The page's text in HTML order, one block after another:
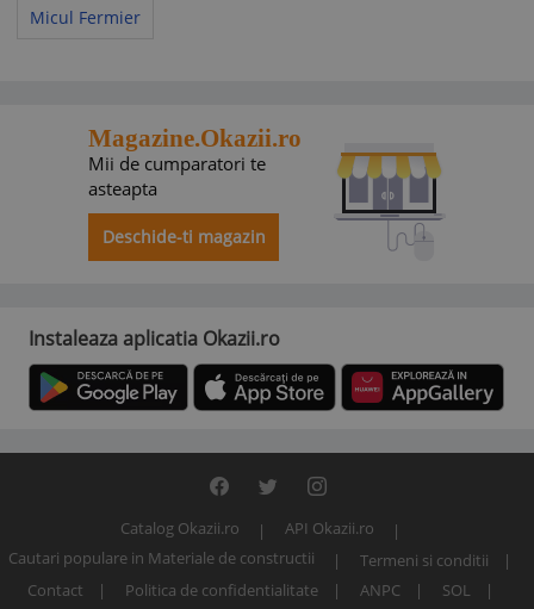
Micul Fermier
Magazine.Okazii.ro
Mii de cumparatori te
asteapta
Deschide-ti magazin
Instaleaza aplicatia Okazii.ro
Catalog Okazii.ro
API Okazii.ro
Cautari populare in Materiale de constructii
Termeni si conditii
Contact
Politica de confidentialitate ANPC
SOL